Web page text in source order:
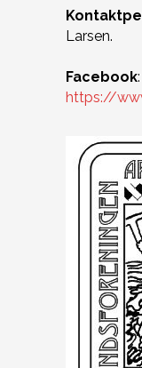
Larsen.
Facebook:
https://